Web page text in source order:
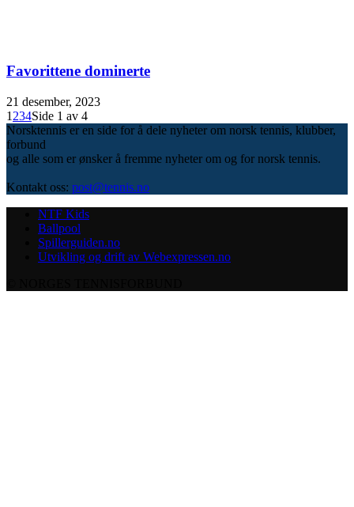
Favorittene dominerte
21 desember, 2023
1 234Side 1 av 4
Norsktennis er en side for å dele nyheter om norsk tennis, klubber,
forbund
og alle som er ønsker å fremme nyheter om og for norsk tennis.
Kontakt oss: post@tennis.no
NTF Kids
Ballpool
Spillerguiden.no
Utvikling og drift av Webexpressen.no